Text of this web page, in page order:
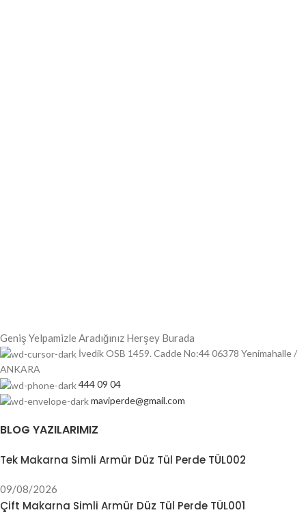
Geniş Yelpamizle Aradığınız Herşey Burada
İvedik OSB 1459. Cadde No:44 06378 Yenimahalle /
ANKARA
444 09 04
maviperde@gmail.com
BLOG YAZILARIMIZ
Tek Makarna Simli Armür Düz Tül Perde TÜL002
09/08/2026
Çift Makarna Simli Armür Düz Tül Perde TÜL001